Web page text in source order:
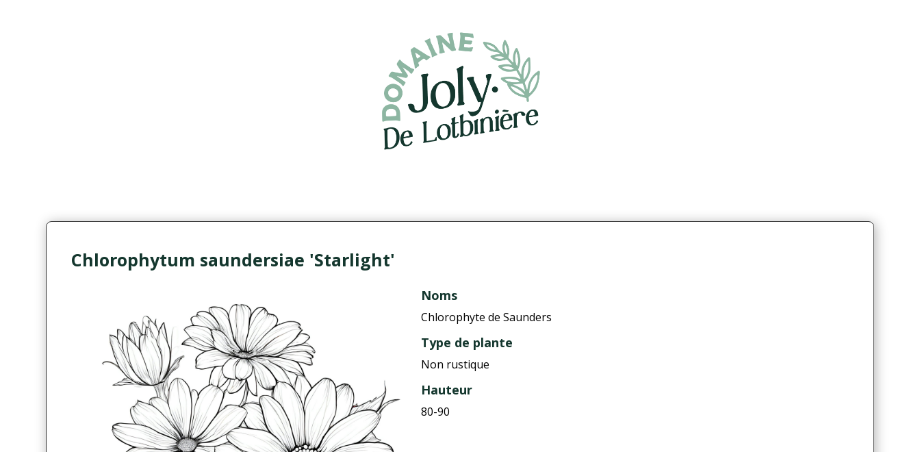
Chlorophytum saundersiae 'Starlight'
Noms
Chlorophyte de Saunders
Type de plante
Non rustique
Hauteur
80-90